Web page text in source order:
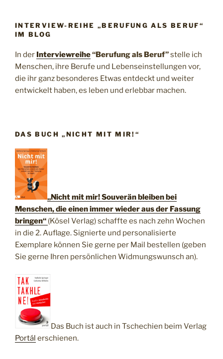
INTERVIEW-REIHE „BERUFUNG ALS BERUF“
IM BLOG
In der Interviewreihe“Berufung als Beruf”stelle ich
Menschen, ihre Berufe und Lebenseinstellungen vor,
die ihr ganz besonderes Etwas entdeckt und weiter
entwickelt haben, es leben und erlebbar machen.
DAS BUCH „NICHT MIT MIR!“
„Nicht mit mir! Souverän bleiben bei
Menschen, die einen immer wieder aus der Fassung
bringen“ (Kösel Verlag) schaffte es nach zehn Wochen
in die 2. Auflage. Signierte und personalisierte
Exemplare können Sie gerne per Mail bestellen (geben
Sie gerne Ihren persönlichen Widmungswunsch an).
Das Buch ist auch in Tschechien beim Verlag
Portál erschienen.